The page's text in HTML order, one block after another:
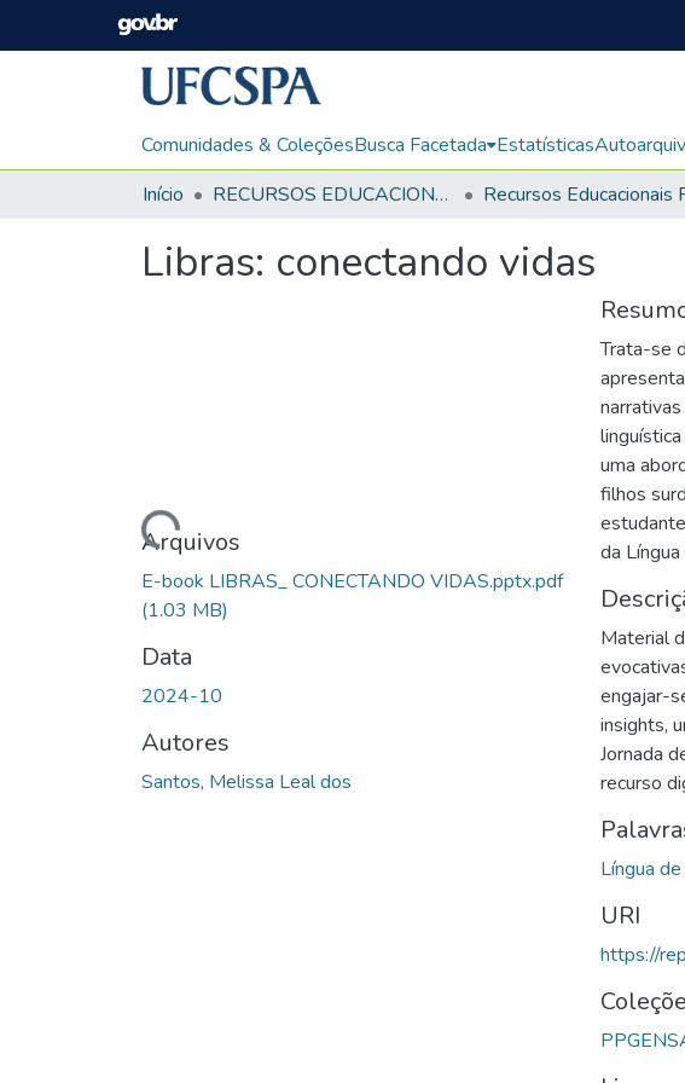
Comunidades & ColeçõesBusca Facetada Estatísticas
Início
RECURSOS EDUCACIONAIS
Libras: conectando vidas
Carregando...
Arquivos
E-book LIBRAS_ CONECTANDO VIDAS.pptx.pdf
(1.03 MB)
Data
2024-10
Autores
Santos, Melissa Leal dos
Trata-se
uma
filhos
da
Material
engajar-
insights,
Jornada
recurso
Língua
URI
https://